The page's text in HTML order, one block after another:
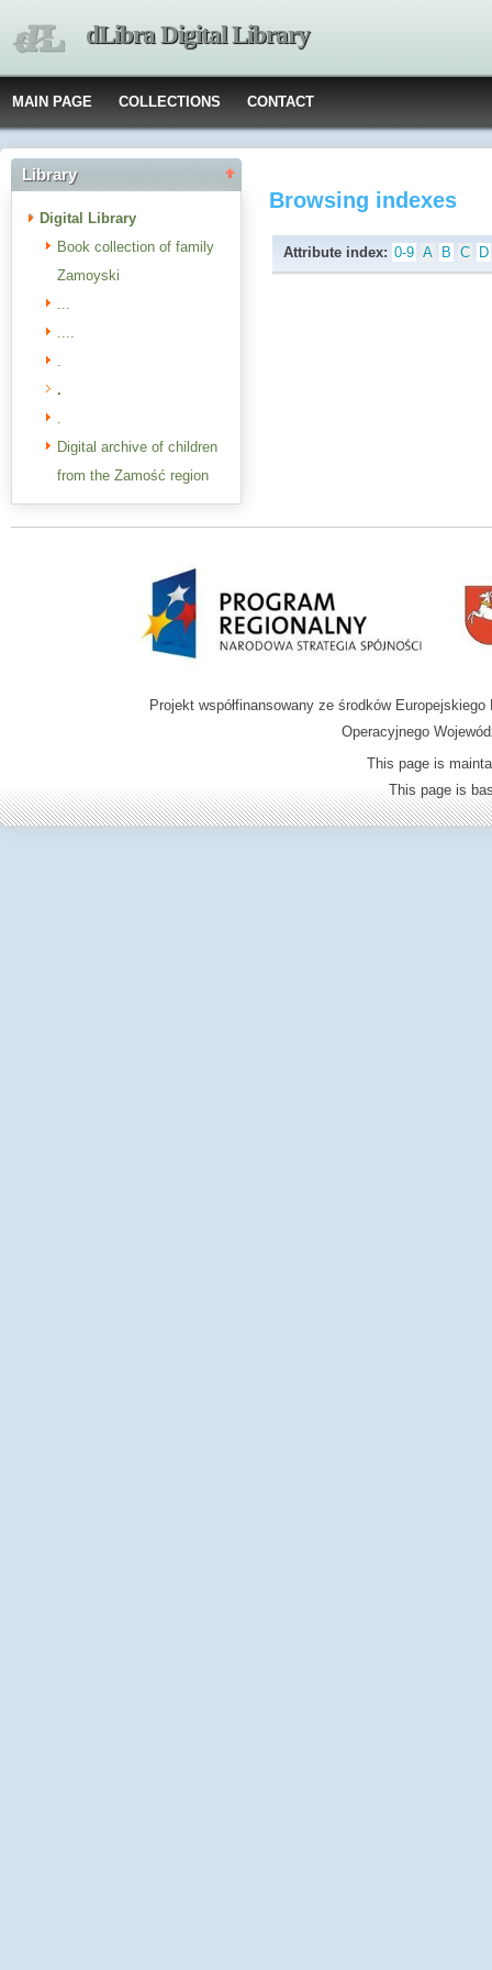
dLibra Digital Library
MAIN PAGE COLLECTIONS CONTACT
Library
Digital Library
Book collection of family
Zamoyski
...
....
.
.
.
Digital archive of children
from the Zamość region
Browsing indexes
Attribute index: 0-9 A B C D
Projekt współfinansowany ze środków
Operacyjnego
This page is
This page is